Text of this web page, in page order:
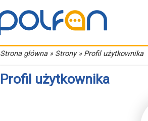
Strona główna» Strony » Profil użytkownika
Profil użytkownika